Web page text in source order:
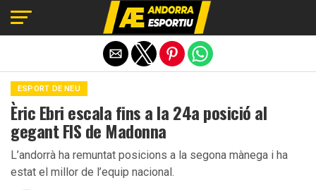
ESPORT DE NEU
Èric Ebri escala fins a la 24a posició al
gegant FIS de Madonna
L’andorrà ha remuntat posicions a la segona mànega i ha
estat el millor de l’equip nacional.
Exit mobile version